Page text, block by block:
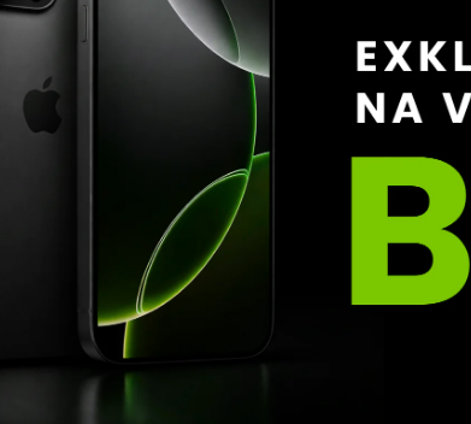
„V PriMMAtu to bylo
se víc zaměřujeme na
potřeboval. Jsem tam
lepšímu,“ prozradil Kozma.
Zároveň přiznal, že mu v bývalém
kategorii.
„Leo Brichta byl můj
takže už jsme spolu